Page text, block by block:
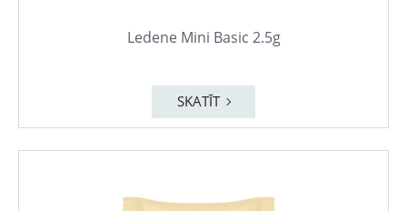
Ledene Mini Basic 2.5g
SKATĪT